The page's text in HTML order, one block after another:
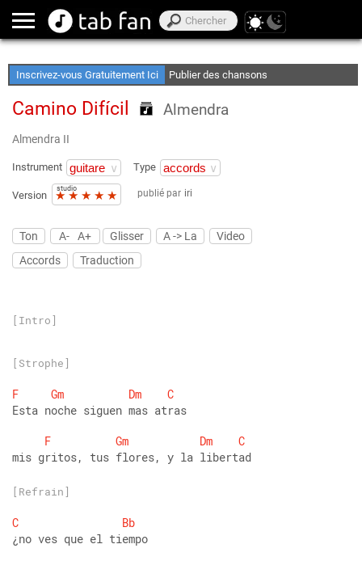
Inscrivez-vous Gratuitement Ici Publier des chansons
Camino Difícil Almendra
Almendra II
Instrument Type
Version
studio
★★ ★ ★ ★ publié par iri
Ton A- A+ Glisser A -> La
Video
Accords
Traduction
[Intro]
[Strophe]
F Gm Dm
C
Esta noche siguen mas atras
F
Gm Dm
C
mis gritos, tus flores, y la libertad
[Refrain]
C
Bb
¿no ves que el tiempo